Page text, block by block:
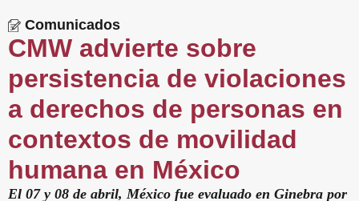
Comunicados
CMW advierte sobre
persistencia de violaciones
a derechos de personas en
contextos de movilidad
humana en México
El 07 y 08 de abril, México fue evaluado en Ginebra por